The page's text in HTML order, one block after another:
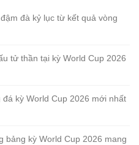
đà kỷ lục từ kết quả vòng
tử thần tại kỳ World Cup 2026
kỳ World Cup 2026 mới nhất
bảng kỳ World Cup 2026 mang